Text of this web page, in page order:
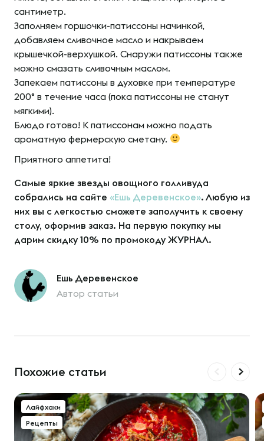
сантиметр.
Заполняем горшочки-патиссоны начинкой,
добавляем сливочное масло и накрываем
крышечкой-верхушкой. Снаружи патиссоны также
можно смазать сливочным маслом.
Запекаем патиссоны в духовке при температуре
200° в течение часа (пока патиссоны не станут
мягкими).
Блюдо готово! К патиссонам можно подать
ароматную фермерскую сметану.
Приятного аппетита!
Самые яркие звезды овощного голливуда
собрались на сайте «Ешь Деревенское». Любую из
них вы с легкостью сможете заполучить к своему
столу, оформив заказ. На первую покупку мы
дарим скидку 10% по промокоду ЖУРНАЛ.
Ешь Деревенское
Автор статьи
Похожие статьи
Лайфхаки
Рецепты